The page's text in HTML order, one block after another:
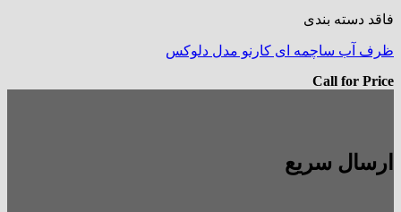
فاقد دسته بندی
ظرف آب ساچمه ای کارنو مدل دلوکس
Call for Price
ارسال سریع